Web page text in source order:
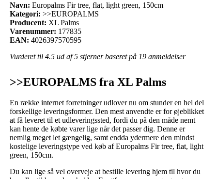
Navn: Europalms Fir tree, flat, light green, 150cm
Kategori: >>EUROPALMS
Producent: XL Palms
Varenummer: 177835
EAN: 4026397570595
Vurderet til 4.5 ud af 5 stjerner baseret på 19 anmeldelser
>>EUROPALMS fra XL Palms
En række internet forretninger udlover nu om stunder en hel del
forskellige leveringsformer. Den mest anvendte er for øjeblikket
at få leveret til et udleveringssted, fordi du på den måde nemt
kan hente de købte varer lige når det passer dig. Denne er
nemlig meget let gængelig, samt endda ydermere den mindst
kostelige leveringstype ved køb af Europalms Fir tree, flat, light
green, 150cm.
Du kan lige så vel overveje at bestille levering hjem til hvor du